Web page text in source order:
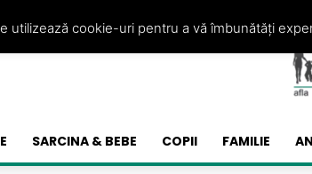
SARCINA & BEBE COPII FAMILIE
utilizează cookie-uri pentru a vă îmbunătăți